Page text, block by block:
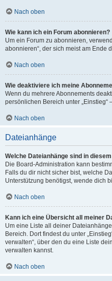
Nach oben
Wie kann ich ein Forum abonnieren?
Um ein Forum zu abonnieren,
abonnieren“, der sich meist am Ende
Nach oben
Wie deaktiviere ich meine
Wenn du mehrere Abonnements
persönlichen Bereich unter „Einstieg“
Nach oben
Dateianhänge
Welche Dateianhänge sind in
Die Board-Administration kann
Falls du dir nicht sicher bist, welche
Unterstützung benötigst, wende dich
Nach oben
Kann ich eine Übersicht all meiner
Um eine Liste all deiner
Bereich. Dort findest du unter
verwalten“, über den du eine Liste
verwalten kannst.
Nach oben